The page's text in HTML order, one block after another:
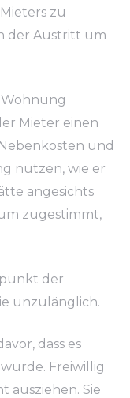
zu
der Austritt um
Mieter einen
und
nutzen, wie er
angesichts
zugestimmt,
der
unzulänglich.
dass es
Freiwillig
ausziehen. Sie